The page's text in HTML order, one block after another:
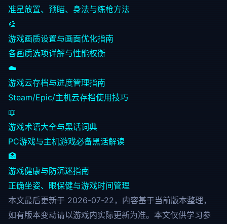
准星放置、预瞄、身法与练枪方法
🎨
游戏画质设置与画面优化指南
各画质选项详解与性能权衡
☁️
游戏云存档与进度管理指南
Steam/Epic/主机云存档使用技巧
📖
游戏术语大全与黑话词典
PC游戏与主机游戏必备黑话解读
🏥
游戏健康与防沉迷指南
正确坐姿、眼保健与游戏时间管理
本文最后更新于 2026-07-22，内容基于当前版本整理，
如有版本变动请以游戏内实际更新为准。本文仅供学习参